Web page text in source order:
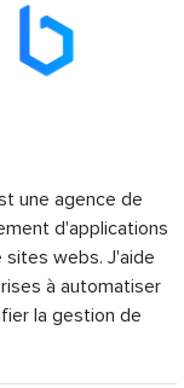
une agence de
d'applications
webs. J'aide
à automatiser
la gestion de